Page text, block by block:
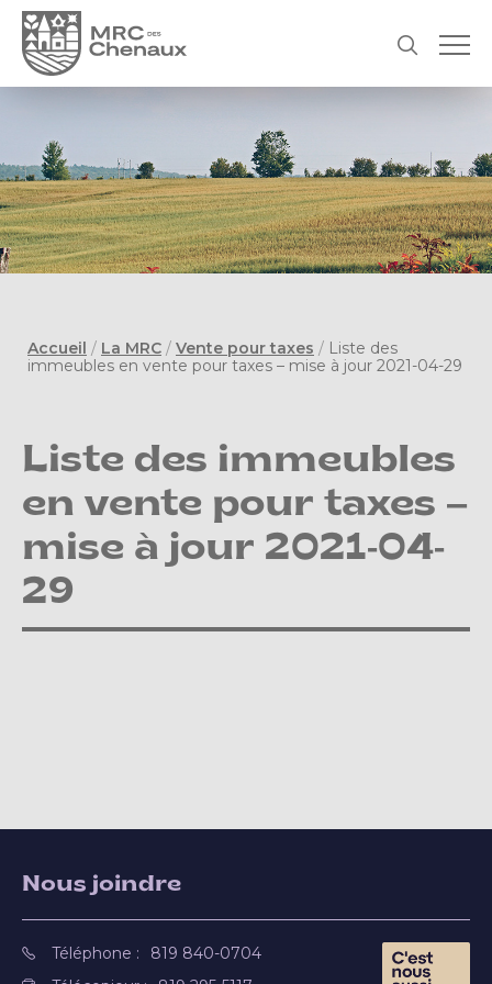
Accueil / La MRC / Vente pour taxes / Liste des
immeubles en vente pour taxes – mise à jour 2021-04-29
Liste des immeubles
en vente pour taxes –
mise à jour 2021-04-
29
Nous joindre
Téléphone :
819 840-0704